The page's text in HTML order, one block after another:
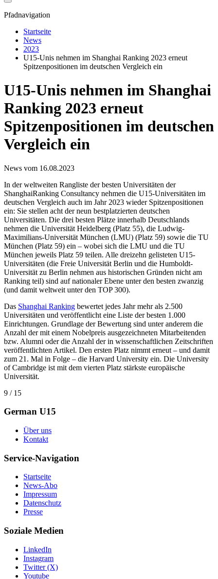
Pfadnavigation
Startseite
News
2023
U15-Unis nehmen im Shanghai Ranking 2023 erneut
Spitzenpositionen im deutschen Vergleich ein
U15-Unis nehmen im Shanghai
Ranking 2023 erneut
Spitzenpositionen im deutschen
Vergleich ein
News vom 16.08.2023
In der weltweiten Rangliste der besten Universitäten der
ShanghaiRanking Consultancy nehmen die U15-Universitäten im
deutschen Vergleich auch im Jahr 2023 wieder Spitzenpositionen
ein: Sie stellen acht der neun bestplatzierten deutschen
Universitäten. Die drei besten Plätze innerhalb Deutschlands
nehmen die Universität Heidelberg (Platz 55), die Ludwig-
Maximilians-Universität München (LMU) (Platz 59) sowie die TU
München (Platz 59) ein – wobei sich die LMU und die TU
München jeweils Platz 59 teilen. Alle dreizehn gelisteten U15-
Universitäten (die Freie Universität Berlin und die Humboldt-
Universität zu Berlin nehmen aus historischen Gründen nicht am
Ranking teil) sind auf nationaler Ebene unter den besten zwanzig
(und damit weltweit unter den TOP 300).
Das Shanghai Ranking bewertet jedes Jahr mehr als 2.500
Universitäten und veröffentlicht eine Liste der besten 1.000
Einrichtungen. Grundlage der Bewertung sind unter anderem die
Anzahl der mit einem Nobelpreis ausgezeichneten Mitarbeitenden
bzw. Alumni oder die Anzahl der in wissenschaftlichen Zeitschriften
veröffentlichten Artikel. Den ersten Platz nimmt erneut – und damit
zum 21. Mal in Folge – die Harvard University ein. Die University
of Cambridge ist mit dem vierten Platz stärkste europäische
Universität.
9 / 15
German U15
Über uns
Kontakt
Service-Navigation
Startseite
News-Abo
Impressum
Datenschutz
Presse
Soziale Medien
LinkedIn
Instagram
Twitter (X)
Youtube